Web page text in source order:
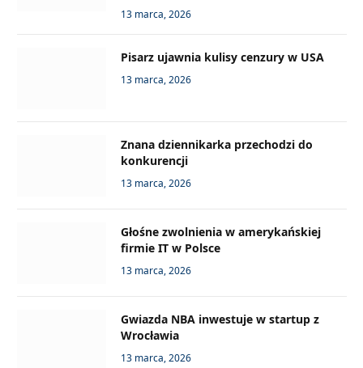
13 marca, 2026
Pisarz ujawnia kulisy cenzury w USA
13 marca, 2026
Znana dziennikarka przechodzi do
konkurencji
13 marca, 2026
Głośne zwolnienia w amerykańskiej
firmie IT w Polsce
13 marca, 2026
Gwiazda NBA inwestuje w startup z
Wrocławia
13 marca, 2026